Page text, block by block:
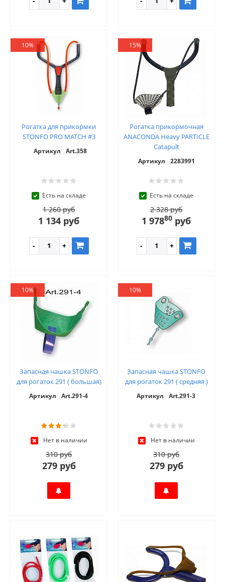
10%
Рогатка для прикормки
STONFO PRO MATCH #3
Артикул Art.358
Есть на складе
1 260 руб
1 134 руб
15%
Рогатка прикормочная
ANACONDA Heavy PARTICLE
Catapult
Артикул 2283991
Есть на складе
2 328 руб
1 97880 руб
10%
Запасная чашка STONFO
для рогаток 291 ( большая)
Артикул Art.291-4
Нет в наличии
310 руб
279 руб
10%
Запасная чашка STONFO
для рогаток 291 ( средняя )
Артикул Art.291-3
Нет в наличии
310 руб
279 руб